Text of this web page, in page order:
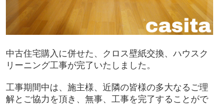
中古住宅購入に併せた、クロス壁紙交換、ハウスク
リーニング工事が完了いたしました。
工事期間中は、施主様、近隣の皆様の多大なるご理
解とご協力を頂き、無事、工事を完了することがで